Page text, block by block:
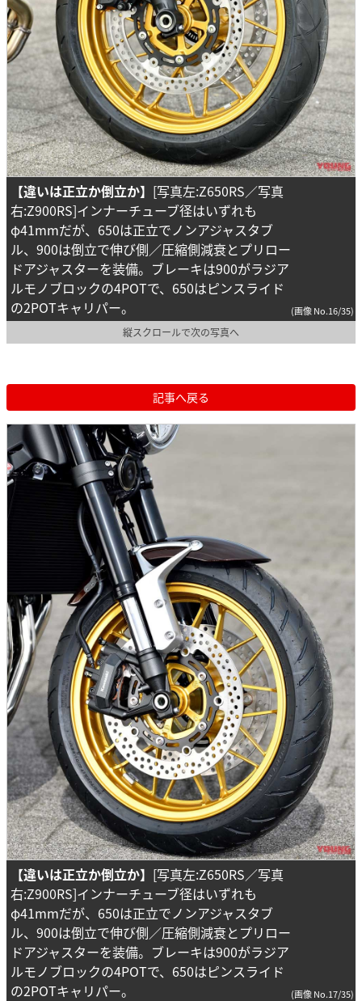
【違いは正立か倒立か】 [写真左:Z650RS／写真
右:Z900RS]インナーチューブ径はいずれも
φ41mmだが、650は正立でノンアジャスタブ
ル、900は倒立で伸び側／圧縮側減衰とプリロー
ドアジャスターを装備。ブレーキは900がラジア
ルモノブロックの4POTで、650はピンスライド
の2POTキャリパー。
(画像 No.16/35)
縦スクロールで次の写真へ
記事へ戻る
【違いは正立か倒立か】 [写真左:Z650RS／写真
右:Z900RS]インナーチューブ径はいずれも
φ41mmだが、650は正立でノンアジャスタブ
ル、900は倒立で伸び側／圧縮側減衰とプリロー
ドアジャスターを装備。ブレーキは900がラジア
ルモノブロックの4POTで、650はピンスライド
の2POTキャリパー。
(画像 No.17/35)